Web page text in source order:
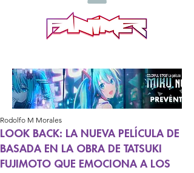
LOOK BACK: LA NUEVA PELÍCULA DE
BASADA EN LA OBRA DE TATSUKI
FUJIMOTO QUE EMOCIONA A LOS
Rodolfo M Morales